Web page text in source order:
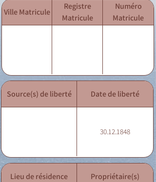
Ville Matricule
Registre
Matricule
Numéro
Matricule
Source(s) de liberté Date de liberté
30.12.1848
Lieu de résidence Propriétaire(s)